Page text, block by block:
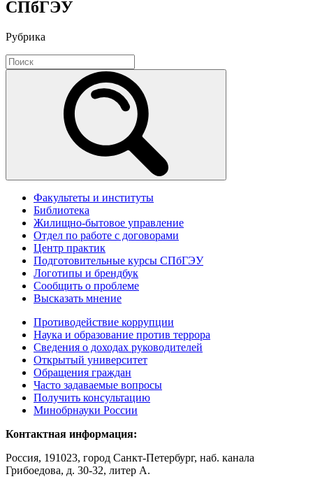
СПбГЭУ
Рубрика
Факультеты и институты
Библиотека
Жилищно-бытовое управление
Отдел по работе с договорами
Центр практик
Подготовительные курсы СПбГЭУ
Логотипы и брендбук
Сообщить о проблеме
Высказать мнение
Противодействие коррупции
Наука и образование против террора
Сведения о доходах руководителей
Открытый университет
Обращения граждан
Часто задаваемые вопросы
Получить консультацию
Минобрнауки России
Контактная информация:
Россия, 191023, город Санкт-Петербург, наб. канала
Грибоедова, д. 30-32, литер А.